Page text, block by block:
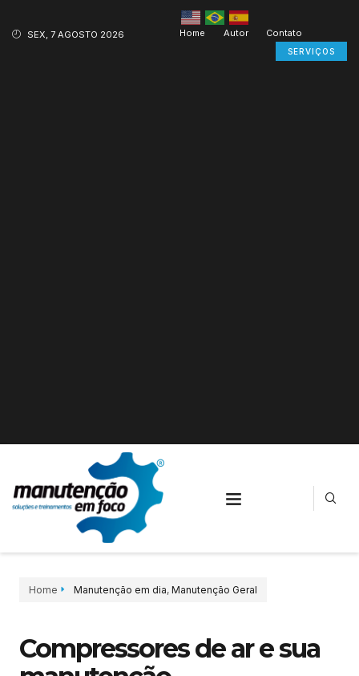
SEX, 7 AGOSTO 2026 Home Autor Contato
SERVIÇOS
Home Manutenção em dia, Manutenção Geral
Compressores de ar e sua